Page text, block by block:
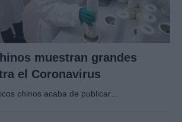
muestran grandes
el Coronavirus
chinos acaba de publicar…